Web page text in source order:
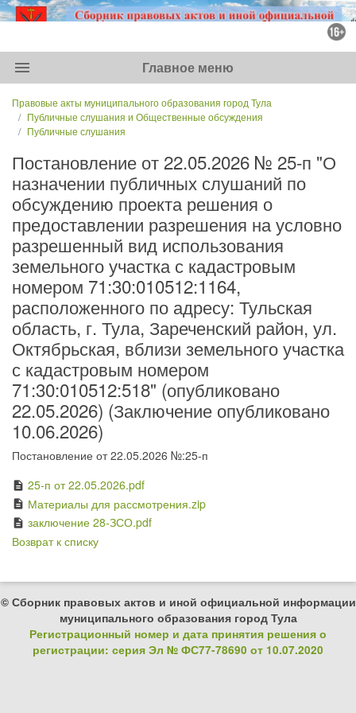
menu Главное меню
Правовые акты муниципального образования город Тула
Публичные слушания и Общественные обсуждения
Публичные слушания
Постановление от 22.05.2026 № 25-п "О
назначении публичных слушаний по
обсуждению проекта решения о
предоставлении разрешения на условно
разрешенный вид использования
земельного участка с кадастровым
номером 71:30:010512:1164,
расположенного по адресу: Тульская
область, г. Тула, Зареченский район, ул.
Октябрьская, вблизи земельного участка
с кадастровым номером
71:30:010512:518" (опубликовано
22.05.2026) (Заключение опубликовано
10.06.2026)
Постановление от 22.05.2026 №:25-п
description 25-п от 22.05.2026.pdf
description Материалы для рассмотрения.zip
description заключение 28-ЗСО.pdf
Возврат к списку
© Сборник правовых актов и иной официальной информации
муниципального образования город Тула
Регистрационный номер и дата принятия решения о
регистрации: серия Эл № ФС77-78690 от 10.07.2020